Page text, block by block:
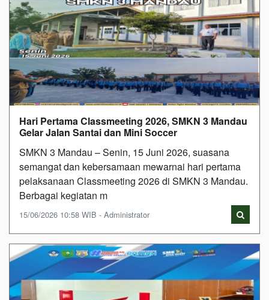
Hari Pertama Classmeeting 2026, SMKN 3 Mandau
Gelar Jalan Santai dan Mini Soccer
SMKN 3 Mandau – Senin, 15 Juni 2026, suasana
semangat dan kebersamaan mewarnai hari pertama
pelaksanaan Classmeeting 2026 di SMKN 3 Mandau.
Berbagai kegiatan m
15/06/2026 10:58 WIB - Administrator